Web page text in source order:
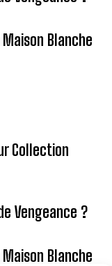
Blanche
Collection
Vengeance ?
Blanche